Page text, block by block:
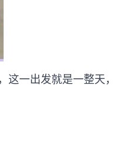
一出发就是一整天，